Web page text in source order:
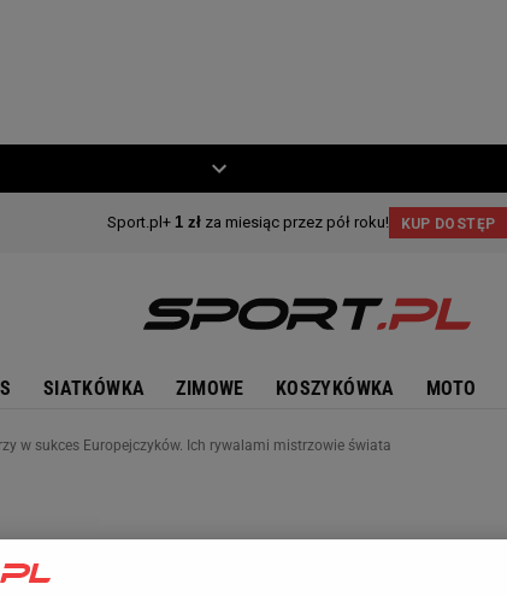
SIATKÓWKA ZIMOWE KOSZYKÓWKA MOTO
w sukces Europejczyków. Ich rywalami mistrzowie świata